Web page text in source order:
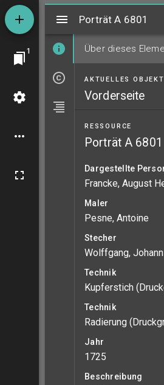
1
MiradorPorträt A 6801
Über dieses
AKTUELLES OBJEKT
Vorderseite
RESSOURCE
Porträt A 6801
Dargestellte
Francke, August
Maler
Pesne, Antoine
Stecher
Wolffgang,
Technik
Kupferstich
Technik
Radierung
Jahr
1725
Beschreibung
Porträt A 6801